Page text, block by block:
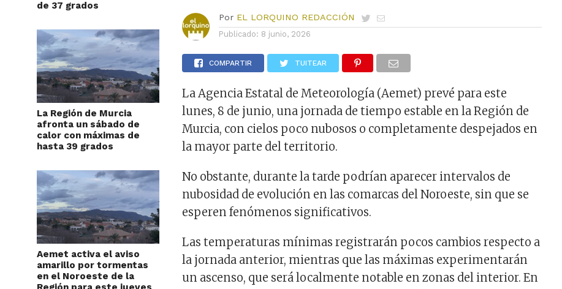
de 37 grados
La Región de Murcia
afronta un sábado de
calor con máximas de
hasta 39 grados
Aemet activa el aviso
amarillo por tormentas
en el Noroeste de la
Por EL LORQUINO REDACCIÓN
Publicado: 8 junio, 2026
COMPARTIR TUITEAR
La Agencia Estatal de Meteorología (Aemet) prevé para este
lunes, 8 de junio, una jornada de tiempo estable en la Región de
Murcia, con cielos poco nubosos o completamente despejados en
la mayor parte del territorio.
No obstante, durante la tarde podrían aparecer intervalos de
nubosidad de evolución en las comarcas del Noroeste, sin que se
esperen fenómenos significativos.
Las temperaturas mínimas registrarán pocos cambios respecto a
la jornada anterior, mientras que las máximas experimentarán
un ascenso, que será localmente notable en zonas del interior. En